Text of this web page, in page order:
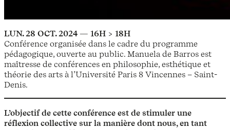
LUN. 28 OCT. 2024 — 16H > 18H
Conférence organisée dans le cadre du programme
pédagogique, ouverte au public. Manuela de Barros est
maîtresse de conférences en philosophie, esthétique et
théorie des arts à l’Université Paris 8 Vincennes – Saint-
Denis.
L’objectif de cette conférence est de stimuler une
réflexion collective sur la manière dont nous, en tant